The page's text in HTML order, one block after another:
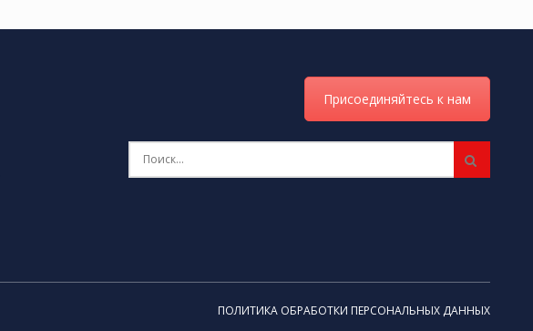
Присоединяйтесь к нам
ПОЛИТИКА ОБРАБОТКИ ПЕРСОНАЛЬНЫХ ДАННЫХ